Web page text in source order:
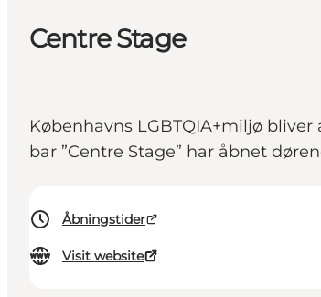
Centre Stage
Københavns LGBTQIA+miljø
bar ”Centre Stage” har åbnet
Åbningstider
Visit website